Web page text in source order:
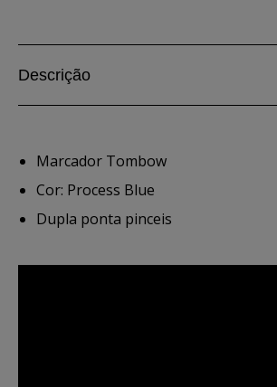
Descrição
Marcador Tombow
Cor: Process Blue
Dupla ponta pinceis